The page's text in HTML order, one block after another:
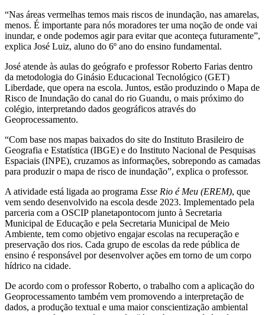
“Nas áreas vermelhas temos mais riscos de inundação, nas amarelas,
menos. É importante para nós moradores ter uma noção de onde vai
inundar, e onde podemos agir para evitar que aconteça futuramente”,
explica José Luiz, aluno do 6º ano do ensino fundamental.
José atende às aulas do geógrafo e professor Roberto Farias dentro
da metodologia do Ginásio Educacional Tecnológico (GET)
Liberdade, que opera na escola. Juntos, estão produzindo o Mapa de
Risco de Inundação do canal do rio Guandu, o mais próximo do
colégio, interpretando dados geográficos através do
Geoprocessamento.
“Com base nos mapas baixados do site do Instituto Brasileiro de
Geografia e Estatística (IBGE) e do Instituto Nacional de Pesquisas
Espaciais (INPE), cruzamos as informações, sobrepondo as camadas
para produzir o mapa de risco de inundação”, explica o professor.
A atividade está ligada ao programa Esse Rio é Meu (EREM), que
vem sendo desenvolvido na escola desde 2023. Implementado pela
parceria com a OSCIP planetapontocom junto à Secretaria
Municipal de Educação e pela Secretaria Municipal de Meio
Ambiente, tem como objetivo engajar escolas na recuperação e
preservação dos rios. Cada grupo de escolas da rede pública de
ensino é responsável por desenvolver ações em torno de um corpo
hídrico na cidade.
De acordo com o professor Roberto, o trabalho com a aplicação do
Geoprocessamento também vem promovendo a interpretação de
dados, a produção textual e uma maior conscientização ambiental